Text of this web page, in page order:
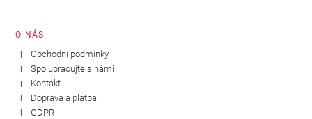
O NÁS
Obchodní podmínky
Spolupracujte s námi
Kontakt
Doprava a platba
GDPR